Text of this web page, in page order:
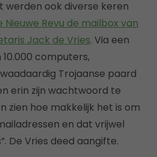
ook diverse keren
Nieuwe Revu de mailbox van
Jack de Vries. Via een
computers,
Trojaanse paard
erin zijn wachtwoord te
zien hoe makkelijk het is om
en dat vrijwel
De Vries deed aangifte.